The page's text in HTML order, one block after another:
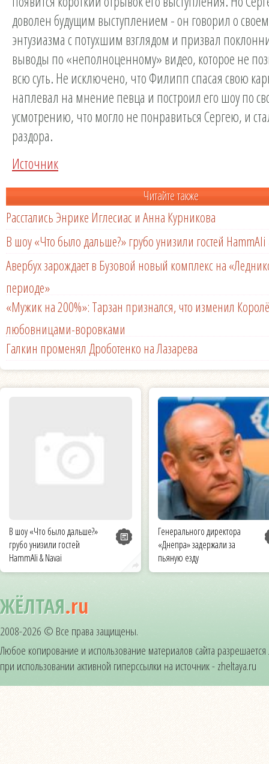
доволен будущим выступлением - он говорил о
энтузиазма с потухшим взглядом и призвал
выводы по «неполноценному» видео, которое не
всю суть. Не исключено, что Филипп спасая свою
наплевал на мнение певца и построил его шоу по
усмотрению, что могло не понравиться Сергею, и
раздора.
Источник
Читайте также
Расстались Энрике Иглесиас и Анна Курникова
В шоу «Что было дальше?» грубо унизили гостей HammAli
Авербух зарождает в Бузовой новый комплекс на
периоде»
«Мужик на 200%»: Тарзан признался, что изменил
любовницами-воровками
Галкин променял Дроботенко на Лазарева
В шоу «Что было дальше?»
грубо унизили гостей
HammAli & Navai
Генерального директора
«Днепра» задержали за
пьяную езду
ЖЁЛТАЯ.ru
2008-2026 © Все права защищены.
Любое копирование и использование материалов сайта
при использовании активной гиперссылки на источник - zheltaya.ru